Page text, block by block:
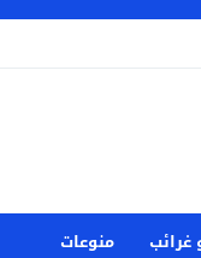
غرائب
منوعات